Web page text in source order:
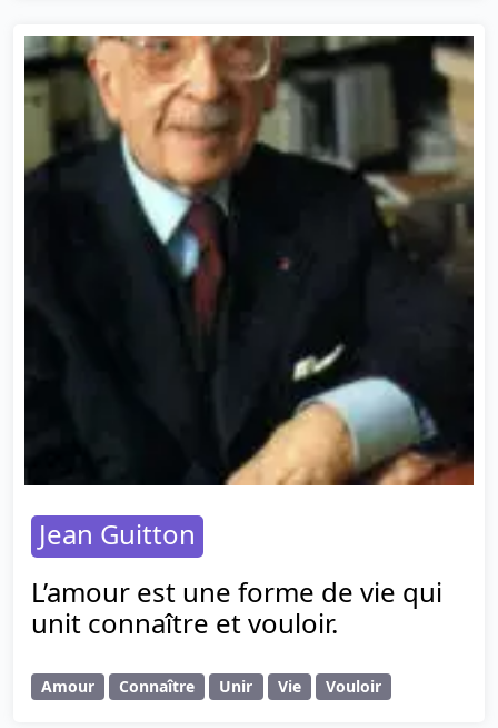
Jean Guitton
L’amour est une forme de vie qui
unit connaître et vouloir.
Amour Connaître Unir Vie Vouloir